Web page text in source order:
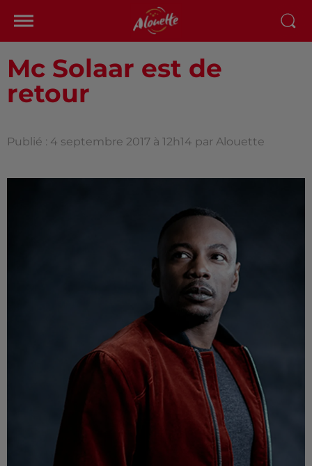
Mc Solaar est de
retour
Publié : 4 septembre 2017 à 12h14 par Alouette